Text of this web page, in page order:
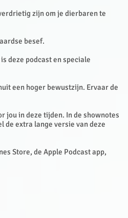
zijn om je dierbaren te
besef.
deze podcast en speciale
een hoger bewustzijn. Ervaar de
jou in deze tijden. In de shownotes
de extra lange versie van deze
Store, de Apple Podcast app,